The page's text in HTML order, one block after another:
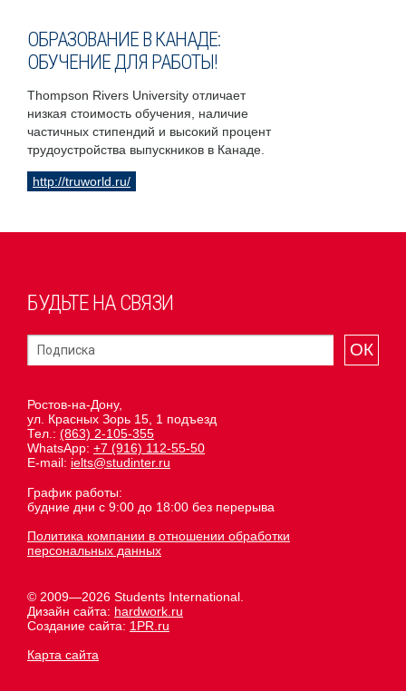
ОБРАЗОВАНИЕ В КАНАДЕ:
ОБУЧЕНИЕ ДЛЯ РАБОТЫ!
Thompson Rivers University отличает
низкая стоимость обучения, наличие
частичных стипендий и высокий процент
трудоустройства выпускников в Канаде.
http://truworld.ru/
БУДЬТЕ НА СВЯЗИ
ОК
Ростов-на-Дону,
ул. Красных Зорь 15, 1 подъезд
Тел.: (863) 2-105-355
WhatsApp: +7 (916) 112-55-50
E-mail: ielts@studinter.ru
График работы:
будние дни с 9:00 до 18:00 без перерыва
Политика компании в отношении обработки
персональных данных
© 2009—2026 Students International.
Дизайн сайта: hardwork.ru
Создание сайта: 1PR.ru
Карта сайта